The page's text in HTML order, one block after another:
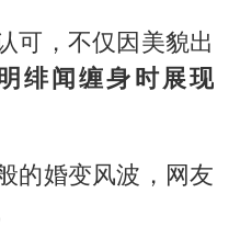
可，不仅因美貌出
绯闻缠身时展现
的婚变风波，网友